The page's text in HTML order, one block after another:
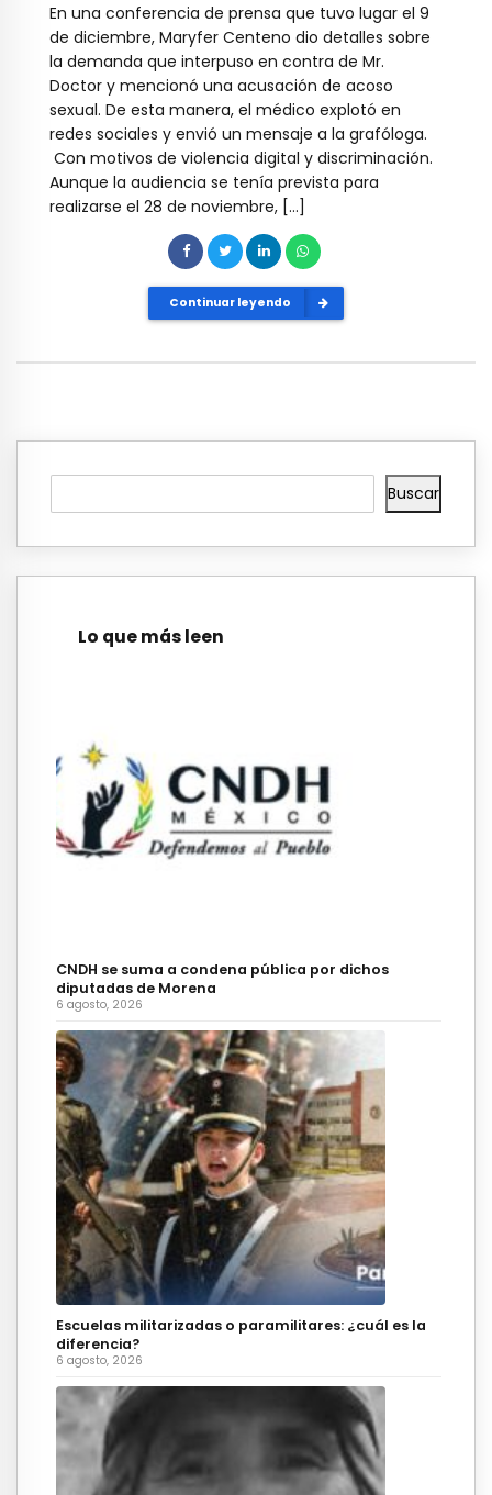
En una conferencia de prensa que tuvo lugar el 9
de diciembre, Maryfer Centeno dio detalles sobre
la demanda que interpuso en contra de Mr.
Doctor y mencionó una acusación de acoso
sexual. De esta manera, el médico explotó en
redes sociales y envió un mensaje a la grafóloga.
Con motivos de violencia digital y discriminación.
Aunque la audiencia se tenía prevista para
realizarse el 28 de noviembre, […]
Continuar leyendo
Buscar
Lo que más leen
CNDH se suma a condena pública por dichos
diputadas de Morena
6 agosto, 2026
Escuelas militarizadas o paramilitares: ¿cuál es la
diferencia?
6 agosto, 2026